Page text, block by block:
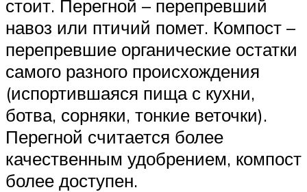
стоит. Перегной – перепревший
навоз или птичий помет. Компост –
перепревшие органические остатки
самого разного происхождения
(испортившаяся пища с кухни,
ботва, сорняки, тонкие веточки).
Перегной считается более
качественным удобрением, компост
более доступен.